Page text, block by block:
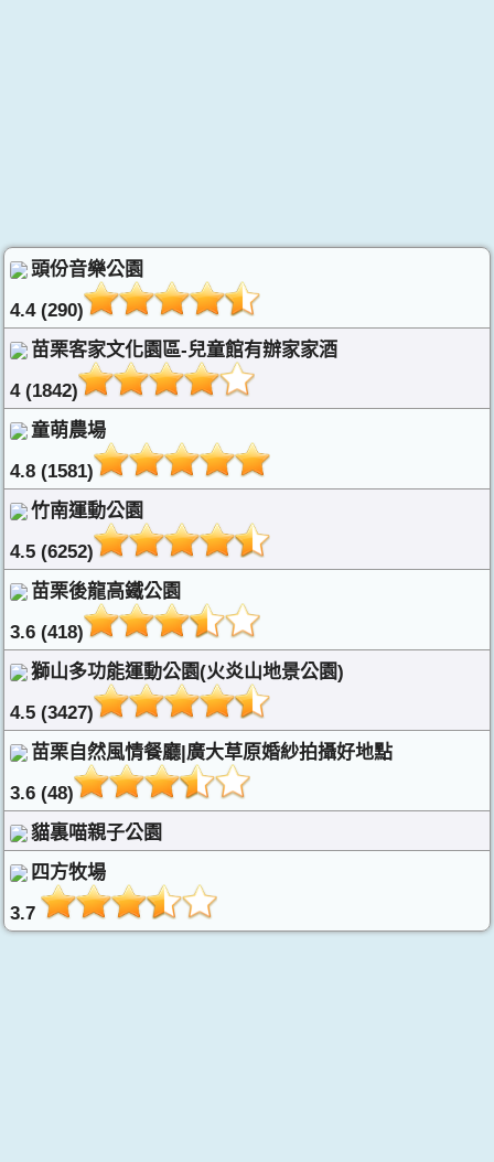
頭份音樂公園
4.4 (290)
苗栗客家文化園區-兒童館有辦家家酒
4 (1842)
童萌農場
4.8 (1581)
竹南運動公園
4.5 (6252)
苗栗後龍高鐵公園
3.6 (418)
獅山多功能運動公園(火炎山地景公園)
4.5 (3427)
苗栗自然風情餐廳|廣大草原婚紗拍攝好地點
3.6 (48)
貓裏喵親子公園
四方牧場
3.7